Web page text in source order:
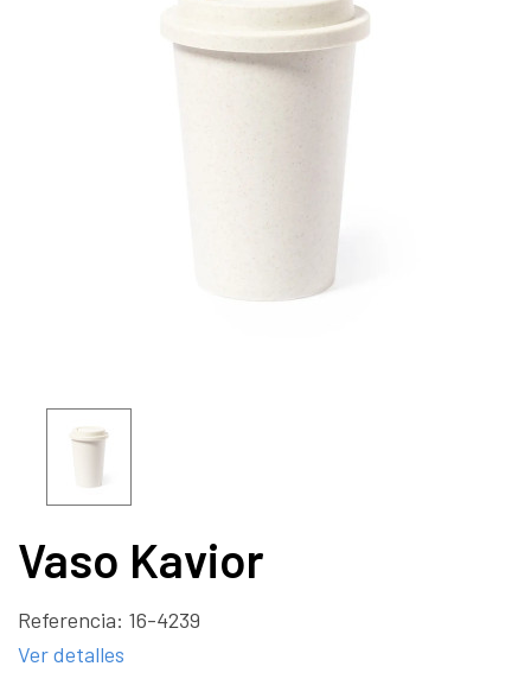
Vaso Kavior
Referencia: 16-4239
Ver detalles